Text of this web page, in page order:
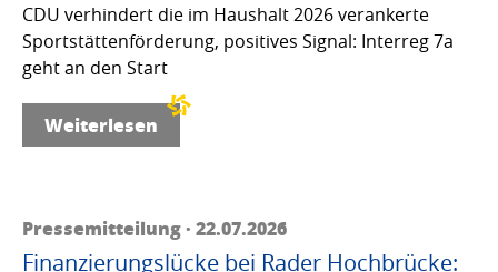
CDU verhindert die im Haushalt 2026 verankerte
Sportstättenförderung, positives Signal: Interreg 7a
geht an den Start
Weiterlesen
Pressemitteilung · 22.07.2026
Finanzierungslücke bei Rader Hochbrücke: